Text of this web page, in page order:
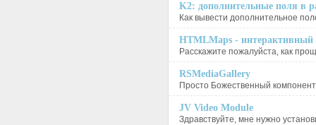
K2: дополнительные поля в
Как вывести дополнительное
HTMLMaps - интерактивный
Расскажите пожалуйста, как
RSMediaGallery
Просто Божественный
JV Video Module
Здравствуйте, мне нужно